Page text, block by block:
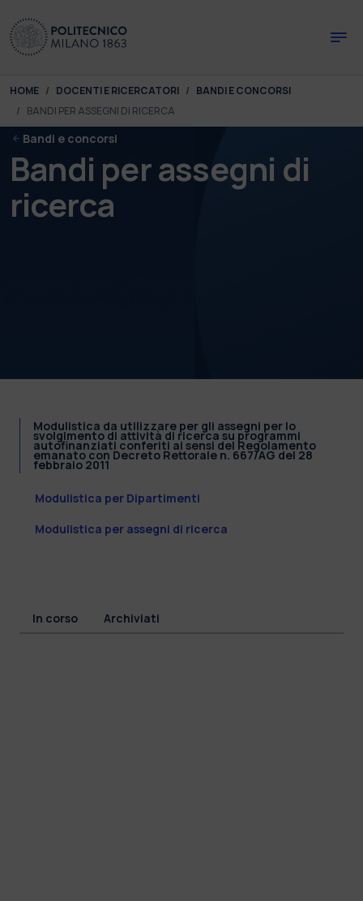
You are here:
HOME DOCENTI E RICERCATORI
BANDI E CONCORSI
BANDI PER ASSEGNI DI RICERCA
Bandi e concorsi
Bandi per assegni di
ricerca
Modulistica da utilizzare per gli assegni per lo
svolgimento di attività di ricerca su programmi
autofinanziati conferiti ai sensi del Regolamento
emanato con Decreto Rettorale n. 667/AG del 28
febbraio 2011
Modulistica per Dipartimenti
Modulistica per assegni di ricerca
In corso Archiviati